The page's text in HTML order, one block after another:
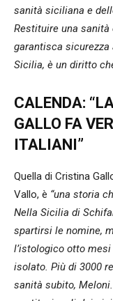
sanità siciliana e
Restituire una sanità
garantisca
Sicilia, è un diritto
CALENDA:
GALLO FA
ITALIANI”
Quella di Cristina
Vallo, è “una storia
Nella Sicilia di
spartirsi le nomine,
l’istologico otto
isolato. Più di 3000
sanità subito,